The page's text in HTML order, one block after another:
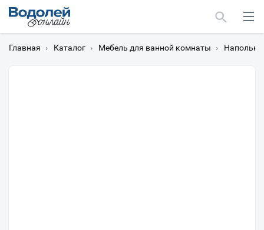
Главная › Каталог › Мебель для ванной комнаты ›